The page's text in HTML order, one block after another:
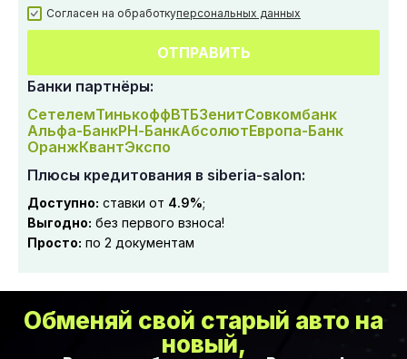
Согласен на обработкуперсональных данных
ОТПРАВИТЬ
Банки партнёры:
СетелемТинькоффВТБЗенитСовкомбанк
Альфа-БанкРН-БанкАбсолютЕвропа-Банк
ОранжКвантЭкспо
Плюсы кредитования в siberia-salon:
Доступно: ставки от 4.9%;
Выгодно: без первого взноса!
Просто: по 2 документам
Обменяй свой старый авто на
новый,